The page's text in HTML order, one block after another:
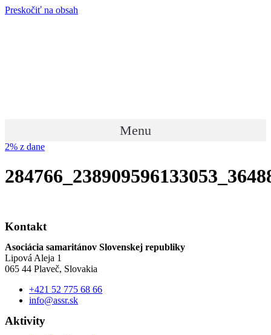
Preskočiť na obsah
Menu
2% z dane
Kontakt
Asociácia samaritánov Slovenskej republiky
Lipová Aleja 1
065 44 Plaveč, Slovakia
+421 52 775 68 66
info@assr.sk
Aktivity